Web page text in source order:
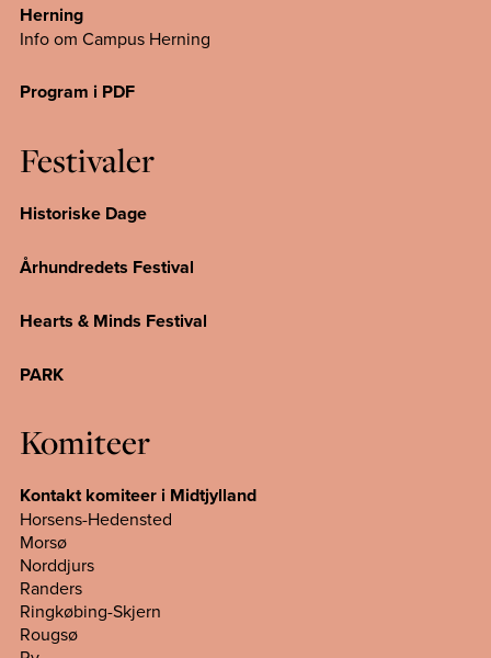
Herning
Info om Campus Herning
Program i PDF
Festivaler
Historiske Dage
Århundredets Festival
Hearts & Minds Festival
PARK
Komiteer
Kontakt komiteer i Midtjylland
Horsens-Hedensted
Morsø
Norddjurs
Randers
Ringkøbing-Skjern
Rougsø